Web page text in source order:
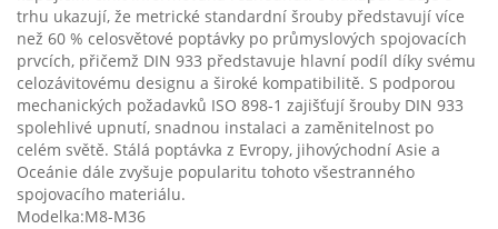
trhu ukazují, že metrické standardní šrouby představují více
než 60 % celosvětové poptávky po průmyslových spojovacích
prvcích, přičemž DIN 933 představuje hlavní podíl díky svému
celozávitovému designu a široké kompatibilitě. S podporou
mechanických požadavků ISO 898‑1 zajišťují šrouby DIN 933
spolehlivé upnutí, snadnou instalaci a zaměnitelnost po
celém světě. Stálá poptávka z Evropy, jihovýchodní Asie a
Oceánie dále zvyšuje popularitu tohoto všestranného
spojovacího materiálu.
Modelka:M8-M36